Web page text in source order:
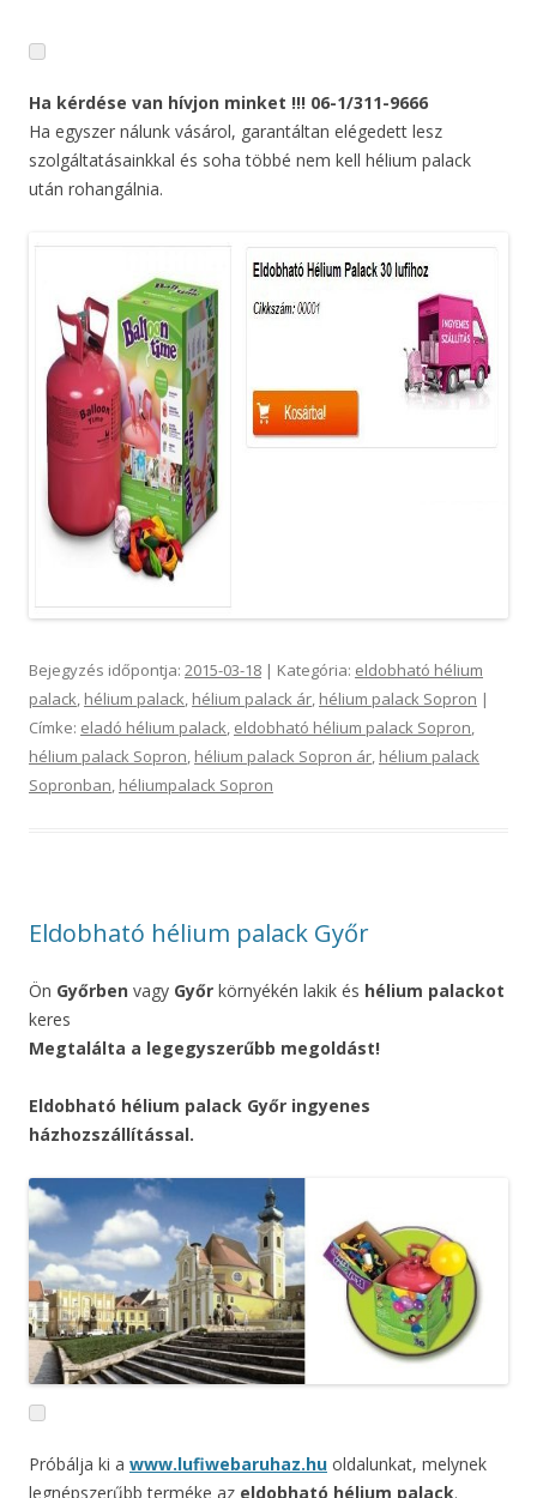
Ha kérdése van hívjon minket !!! 06-1/311-9666
Ha egyszer nálunk vásárol, garantáltan elégedett lesz
szolgáltatásainkkal és soha többé nem kell hélium palack
után rohangálnia.
Bejegyzés időpontja: 2015-03-18 | Kategória: eldobható hélium
palack, hélium palack, hélium palack ár, hélium palack Sopron |
Címke: eladó hélium palack, eldobható hélium palack Sopron,
hélium palack Sopron, hélium palack Sopron ár, hélium palack
Sopronban, héliumpalack Sopron
Eldobható hélium palack Győr
Ön Győrben vagy Győr környékén lakik és hélium palackot
keres
Megtalálta a legegyszerűbb megoldást!
Eldobható hélium palack Győr ingyenes
házhozszállítással.
Próbálja ki a www.lufiwebaruhaz.hu oldalunkat, melynek
legnépszerűbb terméke az eldobható hélium palack.